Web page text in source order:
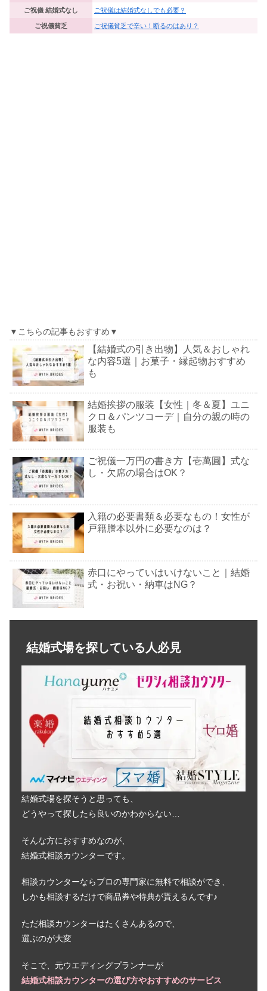
ご祝儀 結婚式なし ご祝儀は結婚式なしでも必要？
ご祝儀貧乏 ご祝儀貧乏で辛い！断るのはあり？
▼こちらの記事もおすすめ▼
【結婚式の引き出物】人気＆おしゃれ
な内容5選｜お菓子・縁起物おすすめ
も
結婚挨拶の服装【女性｜冬＆夏】ユニ
クロ＆パンツコーデ｜自分の親の時の
服装も
ご祝儀一万円の書き方【壱萬圓】式な
し・欠席の場合はOK？
入籍の必要書類＆必要なもの！女性が
戸籍謄本以外に必要なのは？
赤口にやっていはいけないこと｜結婚
式・お祝い・納車はNG？
紙の書き方や渡すタイミングは？
婚約指輪は大きさで後悔する？カラッ
両家顔合わせで非常識＆ぐだぐだにな
らないコツ【失敗談】
プロフィールムービーの自作・作り
方！写真枚数＆構成＆時間の長さは何
分？
結婚式費用は誰が出す？負担割合＆新
婦側は出さない？親族のみも
ありえない？欠席・なしの場合も
花嫁の髪型【シニヨン】前髪・和装な
どアレンジ画像13選！
結婚式場を探している人必見
結婚式場を探そうと思っても、
どうやって探したら良いのかわからない…
そんな方におすすめなのが、
結婚式相談カウンターです。
相談カウンターならプロの専門家に無料で相談ができ、
しかも相談するだけで商品券や特典が貰えるんです♪
ただ相談カウンターはたくさんあるので、
選ぶのが大変
そこで、元ウエディングプランナーが
結婚式相談カウンターの選び方やおすすめのサービス